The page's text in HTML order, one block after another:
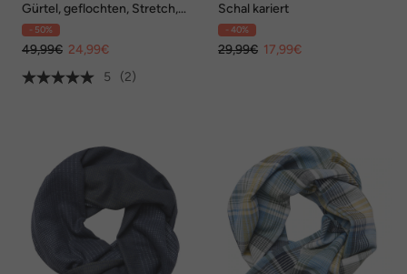
Gürtel, geflochten, Stretch,
Metallic-Schließe, bis Gr. 170
- 50%
49,99€ 24,99€
5
(2)
Schal kariert
- 40%
29,99€ 17,99€